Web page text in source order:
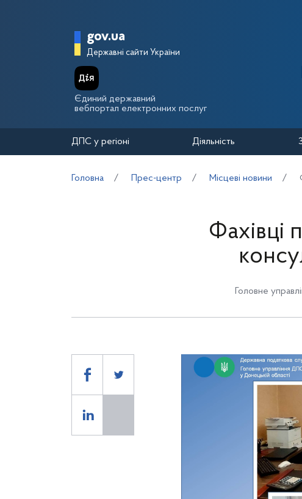
Головна сторінка
gov.ua
Державні сайти України
Єдиний державний
вебпортал електронних послуг
ДПС у регіоні Діяльність
Головна Прес-центр Місцеві новини
Фахівці
Головне